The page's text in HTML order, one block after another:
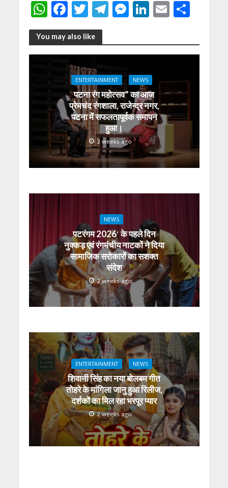
W
h
at
s
p
F
ac
e
b
o
o
k
T
w
itt
er
T
e
gr
a
m
M
ss
e
n
g
er
Li
k
e
dI
n
E
ai
l
S
ar
e
You may also like
ENTERTAINMENT NEWS
पटना रंग महोत्सव” का आज
प्रेमचंद रंगशाला, राजेन्द्र नगर,
पटना में सफलतापूर्वक समापन
हुआ।
2 weeks ago
NEWS
पटरंगम 2026′ के पहले दिन
नुक्कड़ एवं रंगमंचीय नाटकों ने दिया
सामाजिक सरोकारों का सशक्त
संदेश
2 weeks ago
ENTERTAINMENT NEWS
शिवानी सिंह का नया बोलबम गीत
तोहरे के मांगिला जानु हुआ रिलीज,
दर्शकों का मिल रहा भरपूर प्यार
2 weeks ago